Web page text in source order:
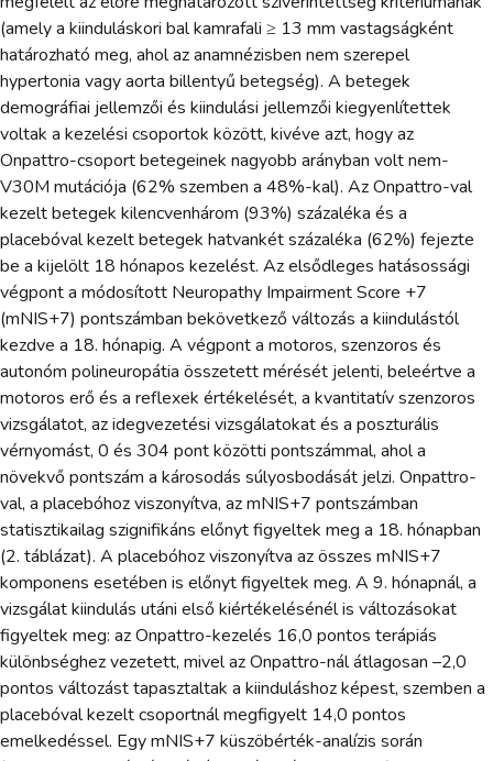
(amely a kiinduláskori bal kamrafali ≥ 13 mm vastagságként
határozható meg, ahol az anamnézisben nem szerepel
hypertonia vagy aorta billentyű betegség). A betegek
demográfiai jellemzői és kiindulási jellemzői kiegyenlítettek
voltak a kezelési csoportok között, kivéve azt, hogy az
Onpattro-csoport betegeinek nagyobb arányban volt nem-
V30M mutációja (62% szemben a 48%-kal). Az Onpattro-val
kezelt betegek kilencvenhárom (93%) százaléka és a
placebóval kezelt betegek hatvankét százaléka (62%) fejezte
be a kijelölt 18 hónapos kezelést. Az elsődleges hatásossági
végpont a módosított Neuropathy Impairment Score +7
(mNIS+7) pontszámban bekövetkező változás a kiindulástól
kezdve a 18. hónapig. A végpont a motoros, szenzoros és
autonóm polineuropátia összetett mérését jelenti, beleértve a
motoros erő és a reflexek értékelését, a kvantitatív szenzoros
vizsgálatot, az idegvezetési vizsgálatokat és a poszturális
vérnyomást, 0 és 304 pont közötti pontszámmal, ahol a
növekvő pontszám a károsodás súlyosbodását jelzi. Onpattro-
val, a placebóhoz viszonyítva, az mNIS+7 pontszámban
statisztikailag szignifikáns előnyt figyeltek meg a 18. hónapban
(2. táblázat). A placebóhoz viszonyítva az összes mNIS+7
komponens esetében is előnyt figyeltek meg. A 9. hónapnál, a
vizsgálat kiindulás utáni első kiértékelésénél is változásokat
figyeltek meg: az Onpattro-kezelés 16,0 pontos terápiás
különbséghez vezetett, mivel az Onpattro-nál átlagosan –2,0
pontos változást tapasztaltak a kiinduláshoz képest, szemben a
placebóval kezelt csoportnál megfigyelt 14,0 pontos
emelkedéssel. Egy mNIS+7 küszöbérték-analízis során